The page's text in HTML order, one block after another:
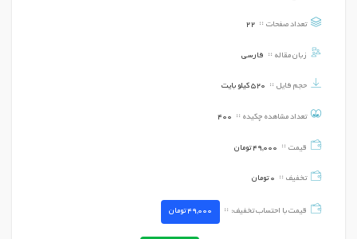
تعداد صفحات 22
زبان مقاله فارسی
حجم فایل 520 کیلو بایت
تعداد مشاهده چکیده 400
قیمت 49,000تومان
تخفیف 0 تومان
قیمت با احتساب تخفیف: 49,000تومان